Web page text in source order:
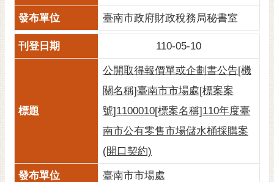
網
導
RSS
子
臺南市政府財政稅務局秘書室
110-05-10
公開取得報價單或企劃書公告[機
關名稱]臺南市市場處[標案案
號]1100010[標案名稱]110年度臺
南市公有零售市場儲水桶採購案
(開口契約)
臺南市市場處